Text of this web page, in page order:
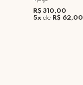
R$ 310,00
5xde R$ 62,00